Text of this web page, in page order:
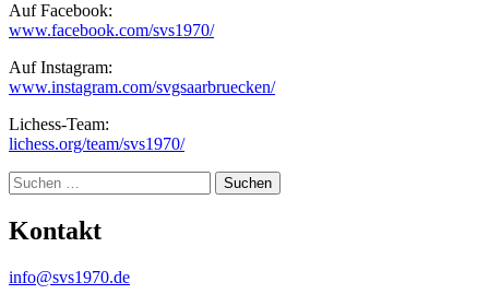
Auf Facebook:
www.facebook.com/svs1970/
Auf Instagram:
www.instagram.com/svgsaarbruecken/
Lichess-Team:
lichess.org/team/svs1970/
Suche
Kontakt
info@svs1970.de